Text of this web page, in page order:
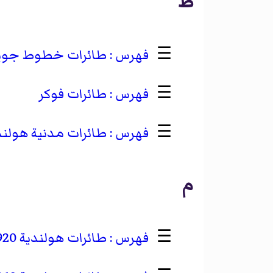
☰
طائرات خطوط
☰
طائرات فوكر
☰
طائرات مدنية
م
☰
طائرات هولندية 1920–1929